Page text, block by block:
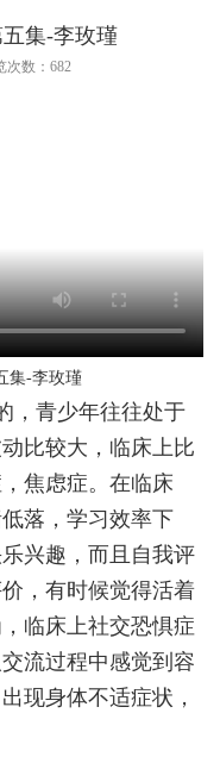
集-李玫瑾
次数： 682
集-李玫瑾
，青少年往往处于
比较大，临床上比
焦虑症。在临床
落，学习效率下
兴趣，而且自我评
，有时候觉得活着
临床上社交恐惧症
流过程中感觉到容
现身体不适症状，